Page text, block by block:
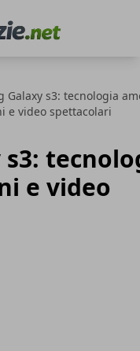
Galaxy s3: tecnologia
e video spettacolari
s3:
e video